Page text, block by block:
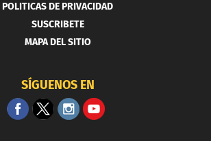
POLITICAS DE PRIVACIDAD
SUSCRIBETE
MAPA DEL SITIO
SÍGUENOS EN